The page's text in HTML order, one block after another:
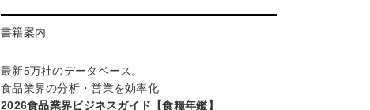
書籍案内
最新5万社のデータベース。
食品業界の分析・営業を効率化
2026食品業界ビジネスガイド【食糧年鑑】